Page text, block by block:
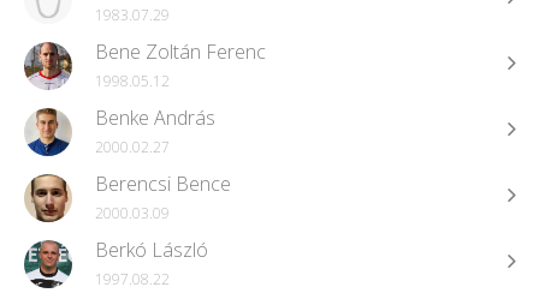
1983.07.29
Bene Zoltán Ferenc
1998.05.12
Benke András
2000.02.27
Berencsi Bence
2000.03.09
Berkó László
1997.08.22